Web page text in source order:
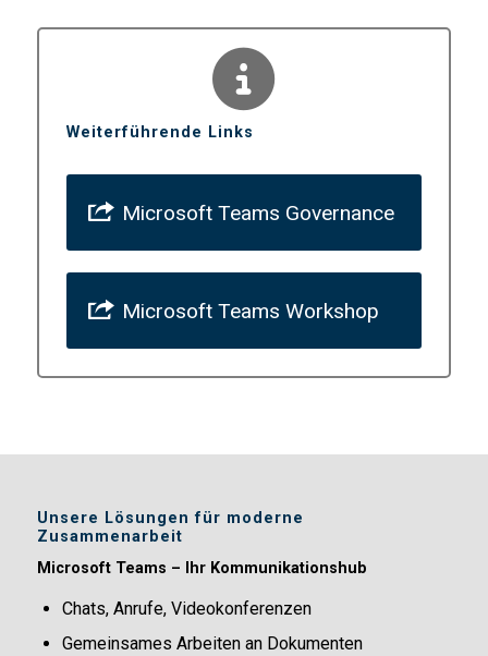
Weiterführende Links
Microsoft Teams Governance
Microsoft Teams Workshop
Unsere Lösungen für moderne
Zusammenarbeit
Microsoft Teams – Ihr Kommunikationshub
Chats, Anrufe, Videokonferenzen
Gemeinsames Arbeiten an Dokumenten